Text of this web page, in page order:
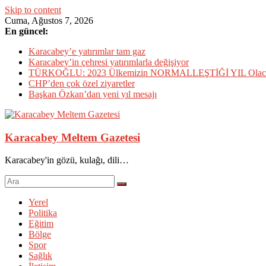
Skip to content
Cuma, Ağustos 7, 2026
En güncel:
Karacabey’e yatırımlar tam gaz
Karacabey’in çehresi yatırımlarla değişiyor
TÜRKOĞLU: 2023 Ülkemizin NORMALLEŞTİĞİ YIL
CHP’den çok özel ziyaretler
Başkan Özkan’dan yeni yıl mesajı
Karacabey Meltem Gazetesi
Karacabey'in gözü, kulağı, dili…
Yerel
Politika
Eğitim
Bölge
Spor
Sağlık